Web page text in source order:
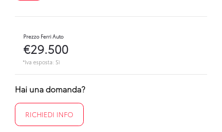
Prezzo Ferri Auto
€29.500
*Iva esposta: Sì
Hai una domanda?
RICHIEDI INFO